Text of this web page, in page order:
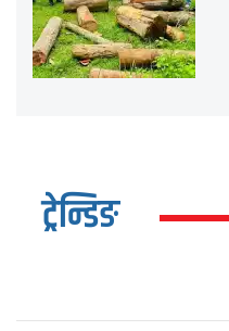
ट्रेन्डिङ